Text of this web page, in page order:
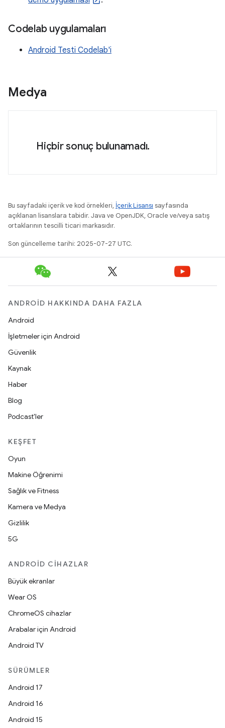
Codelab uygulamaları
Android Testi Codelab'i
Medya
Hiçbir sonuç bulunamadı.
Bu sayfadaki içerik ve kod örnekleri, İçerik Lisansı sayfasında
açıklanan lisanslara tabidir. Java ve OpenJDK, Oracle ve/veya satış
ortaklarının tescilli ticari markasıdır.
Son güncelleme tarihi: 2025-07-27 UTC.
ANDROID HAKKINDA DAHA FAZLA
Android
İşletmeler için Android
Güvenlik
Kaynak
Haber
Blog
Podcast'ler
KEŞFET
Oyun
Makine Öğrenimi
Sağlık ve Fitness
Kamera ve Medya
Gizlilik
5G
ANDROID CIHAZLAR
Büyük ekranlar
Wear OS
ChromeOS cihazlar
Arabalar için Android
Android TV
SÜRÜMLER
Android 17
Android 16
Android 15